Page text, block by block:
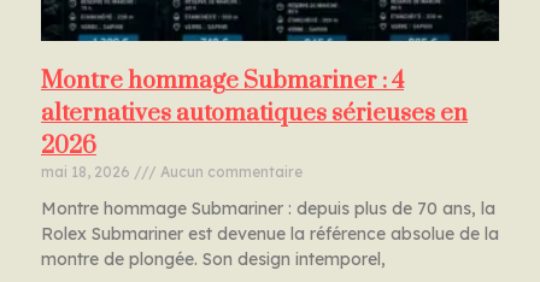
Montre hommage Submariner : 4
alternatives automatiques sérieuses en
2026
mai 18, 2026 Aucun commentaire
Montre hommage Submariner : depuis plus de 70 ans, la
Rolex Submariner est devenue la référence absolue de la
montre de plongée. Son design intemporel,